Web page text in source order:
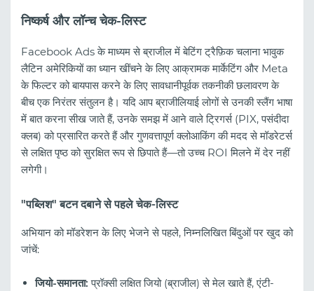
निष्कर्ष और लॉन्च चेक-लिस्ट
Facebook Ads के माध्यम से ब्राजील में बेटिंग ट्रैफ़िक चलाना भावुक
लैटिन अमेरिकियों का ध्यान खींचने के लिए आक्रामक मार्केटिंग और Meta
के फिल्टर को बायपास करने के लिए सावधानीपूर्वक तकनीकी छलावरण के
बीच एक निरंतर संतुलन है। यदि आप ब्राजीलियाई लोगों से उनकी स्लैंग भाषा
में बात करना सीख जाते हैं, उनके समझ में आने वाले ट्रिगर्स (PIX, पसंदीदा
क्लब) को प्रसारित करते हैं और गुणवत्तापूर्ण क्लोआकिंग की मदद से मॉडरेटर्स
से लक्षित पृष्ठ को सुरक्षित रूप से छिपाते हैं—तो उच्च ROI मिलने में देर नहीं
लगेगी।
"पब्लिश" बटन दबाने से पहले चेक-लिस्ट
अभियान को मॉडरेशन के लिए भेजने से पहले, निम्नलिखित बिंदुओं पर खुद को
जांचें:
जियो-समानता: प्रॉक्सी लक्षित जियो (ब्राजील) से मेल खाते हैं, एंटी-